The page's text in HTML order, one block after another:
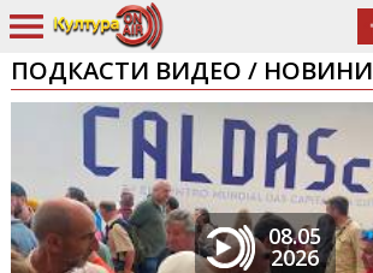
ПОДКАСТИ ВИДЕО / НОВИНИ
08.05
2026